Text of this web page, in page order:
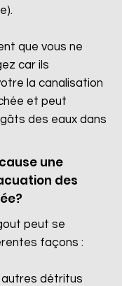
que vous ne
car ils
la canalisation
et peut
des eaux dans
une
des
peut se
façons :
détritus